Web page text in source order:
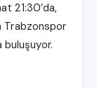
21:30’da,
Trabzonspor
buluşuyor.